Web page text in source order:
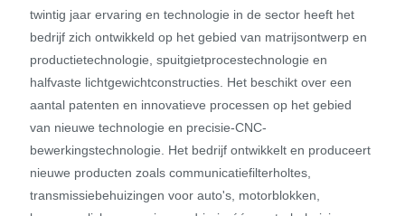
twintig jaar ervaring en technologie in de sector heeft het
bedrijf zich ontwikkeld op het gebied van matrijsontwerp en
productietechnologie, spuitgietprocestechnologie en
halfvaste lichtgewichtconstructies. Het beschikt over een
aantal patenten en innovatieve processen op het gebied
van nieuwe technologie en precisie-CNC-
bewerkingstechnologie. Het bedrijf ontwikkelt en produceert
nieuwe producten zoals communicatiefilterholtes,
transmissiebehuizingen voor auto's, motorblokken,